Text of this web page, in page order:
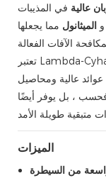
عالية في المذيبات
الميثانول مما يجعلها
تعتبر Lambda-Cyhalothrin مثالية للمزارعين الذين يتطلعون إلى
عالية ومحاصيل
فحسب ، بل يوفر أيضًا
الميزات